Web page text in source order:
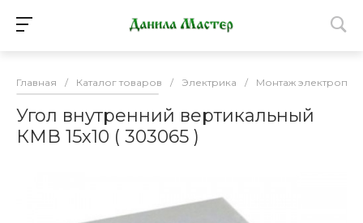
Главная / Каталог товаров / Электрика / Монтаж
Угол внутренний вертикальный
КМВ 15х10 ( 303065 )